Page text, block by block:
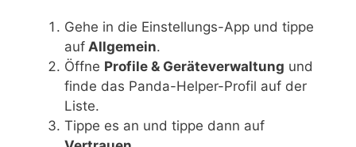
Gehe in die Einstellungs-App und tippe
auf Allgemein.
Öffne Profile & Geräteverwaltung und
finde das Panda-Helper-Profil auf der
Liste.
Tippe es an und tippe dann auf